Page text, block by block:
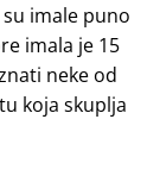
imale puno
imala je 15
neke od
koja skuplja